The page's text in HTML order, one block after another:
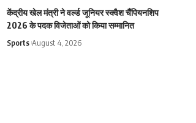
केंद्रीय खेल मंत्री ने वर्ल्ड जूनियर स्क्वैश चैंपियनशिप
2026 के पदक विजेताओं को किया सम्मानित
Sports August 4, 2026